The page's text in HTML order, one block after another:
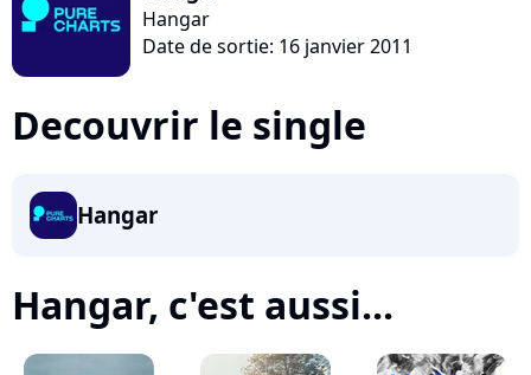
Hangar
Date de sortie: 16 janvier 2011
Decouvrir le single
Hangar
Hangar, c'est aussi...